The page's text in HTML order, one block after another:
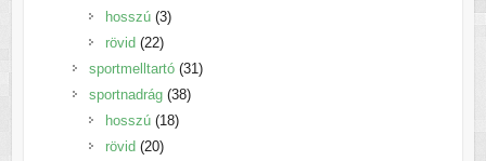
termék
hosszú 33
rövid 2222
termék
sportmelltartó 3131
sportnadrág 3838
hosszú 1818
rövid 2020